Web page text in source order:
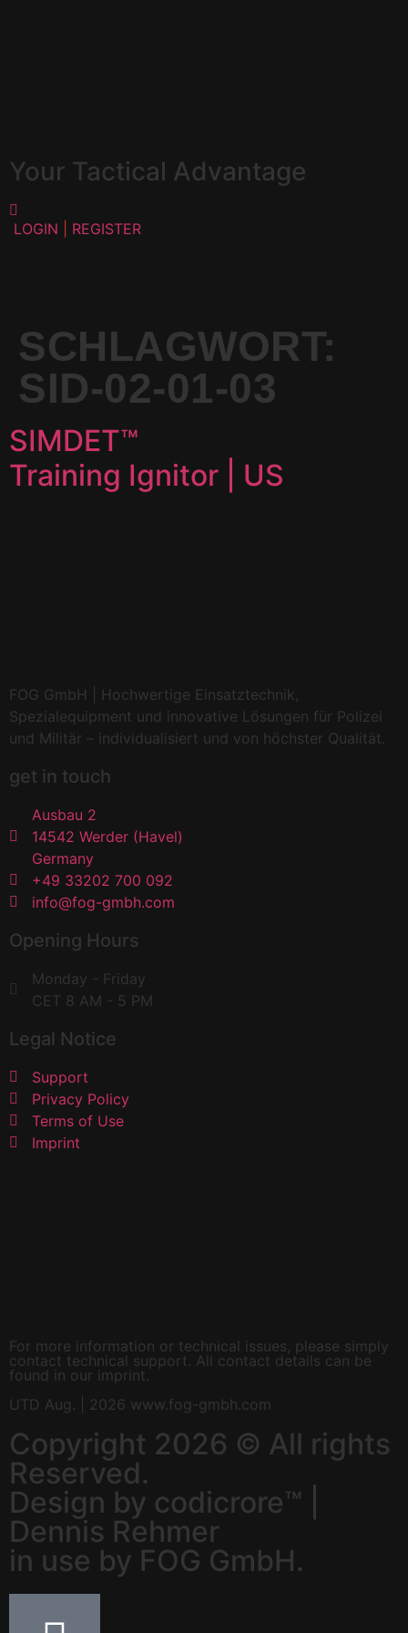
Your Tactical Advantage
LOGIN REGISTER
SCHLAGWORT:
SID-02-01-03
SIMDET™
Training Ignitor | US
FOG GmbH | Hochwertige Einsatztechnik,
Spezialequipment und innovative Lösungen für Polizei
und Militär – individualisiert und von höchster Qualität.
get in touch
Ausbau 2
14542 Werder (Havel)
Germany
+49 33202 700 092
info@fog-gmbh.com
Opening Hours
Monday - Friday
CET 8 AM - 5 PM
Legal Notice
Support
Privacy Policy
Terms of Use
Imprint
For more information or technical issues, please simply
contact technical support. All contact details can be
found in our imprint.
UTD Aug. | 2026 www.fog-gmbh.com
Copyright 2026 © All rights
Reserved.
Design by codicrore™ |
Dennis Rehmer
in use by FOG GmbH.